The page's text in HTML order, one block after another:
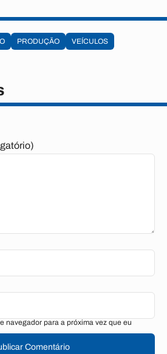
PRODUÇÃO VEÍCULOS
navegador para a próxima vez que eu
Comentário